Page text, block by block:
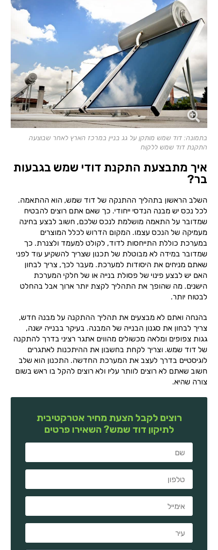
בתמונה: דוד שמש מותקן על גג בניין במרכז הארץ לאחר שבוצעה
התקנת דוד שמש ללקוח
איך מתבצעת התקנת דודי שמש בגבעות
בר?
השלב הראשון בתהליך ההתנקה של דוד שמש, הוא ההתאמה.
לכל נכס יש מבנה הנדסי ייחודי. כך שאם אתם רוצים להבטיח
שמדובר על התאמה מושלמת לנכס שלכם, חשוב לבצע בחינה
מעמיקה של הנכס עצמו. המקום הדרוש לכלל המוצרים
במערכת כוללת התייחסות לדוד, לקולט למעמד ולצנרת. כך
שמדובר במידה לא מבוטלת של תכנון שצריך להשקיע עוד לפני
שאתם מניחים את היסודות למערכת. מעבר לכך, צריך לבחון
האם יש לבצע פינוי של פסולת בנייה או של חלקי המערכת
הישנים. מה שהופך את התהליך לקצת יותר ארוך אבל בהחלט
לבטוח יותר.
בהנחה ואתם לא מבצעים את תהליך ההתקנה על מבנה חדש,
צריך לבחון את סגנון הבנייה של המבנה. בעיקר בבנייה ישנה,
גגות צפופים ומלאה מכשולים מהווים אתגר רציני בדרך להתקנה
של דוד שמש. וצריך לקחת בחשבון את ההיתכנות לאתגרים
לוגיסטיים בדרך לעצב את המערכת החדשה. התכנון הוא שלב
חשוב שאתם לא רוצים לוותר עליו ולא רוצים להקל בו ראש בשום
צורה שהיא.
רוצים לקבל הצעת מחיר אטרקטיבית
לתיקון דוד שמש? השאירו פרטים